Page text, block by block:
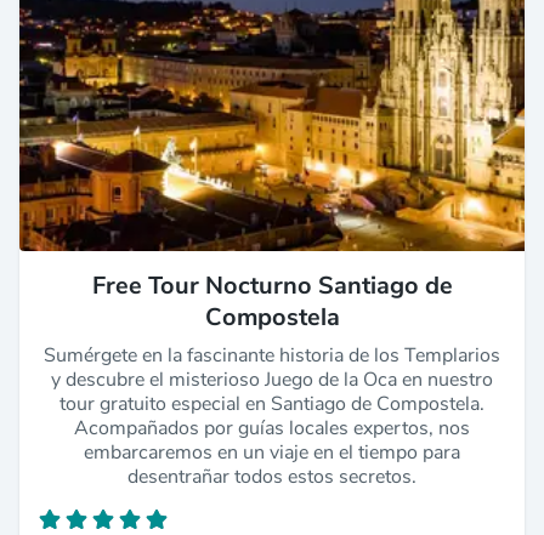
Free Tour Nocturno Santiago de
Compostela
Sumérgete en la fascinante historia de los Templarios
y descubre el misterioso Juego de la Oca en nuestro
tour gratuito especial en Santiago de Compostela.
Acompañados por guías locales expertos, nos
embarcaremos en un viaje en el tiempo para
desentrañar todos estos secretos.